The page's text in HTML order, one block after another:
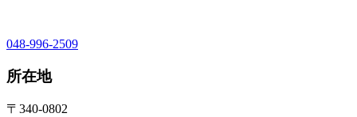
048-996-2509
所在地
〒340-0802